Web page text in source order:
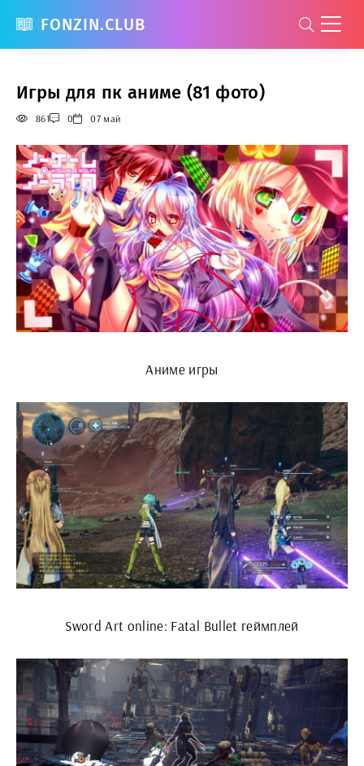
FONZIN.CLUB
Игры для пк аниме (81 фото)
861 0 07 май
Аниме игры
Sword Art online: Fatal Bullet геймплей